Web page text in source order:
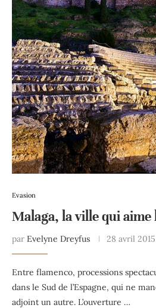
Evasion
Malaga, la ville qui aime
par Evelyne Dreyfus 28 avril 2015
Entre flamenco, processions
dans le Sud de l’Espagne, qui ne
adjoint un autre. L’ouverture …